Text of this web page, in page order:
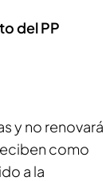
del PP
y no renovará
como
a la